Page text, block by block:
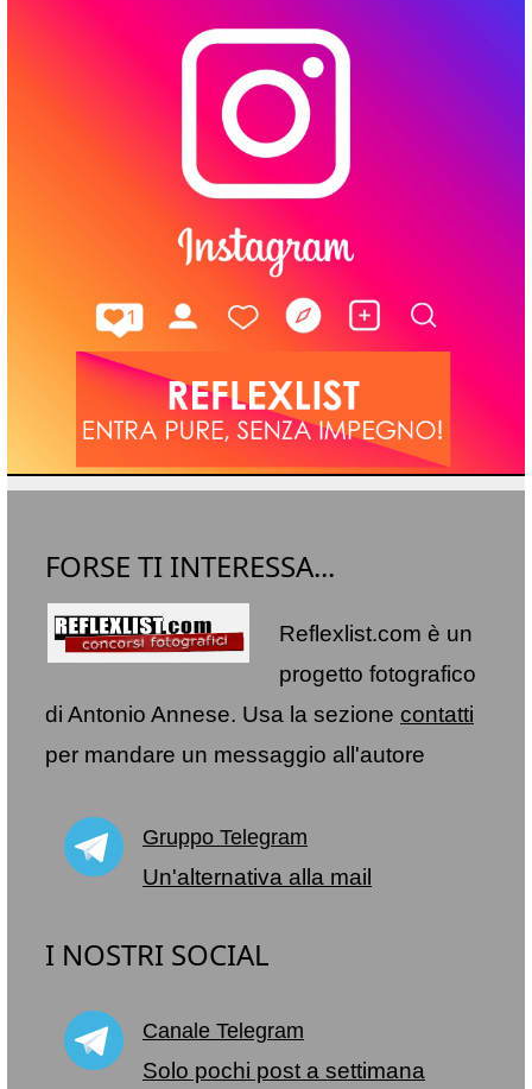
FORSE TI INTERESSA...
Reflexlist.com è un
progetto fotografico
di Antonio Annese. Usa la sezione contatti
per mandare un messaggio all'autore
Gruppo Telegram
Un'alternativa alla mail
I NOSTRI SOCIAL
Canale Telegram
Solo pochi post a settimana